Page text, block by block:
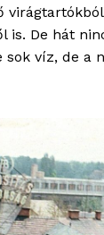
De hát
víz, de a